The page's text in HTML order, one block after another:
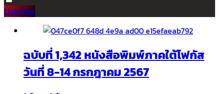
Live Now
ฉบับที่ 1,342 หนังสือพิมพ์ภาคใต้โฟกัส
วันที่ 8-14 กรกฎาคม 2567